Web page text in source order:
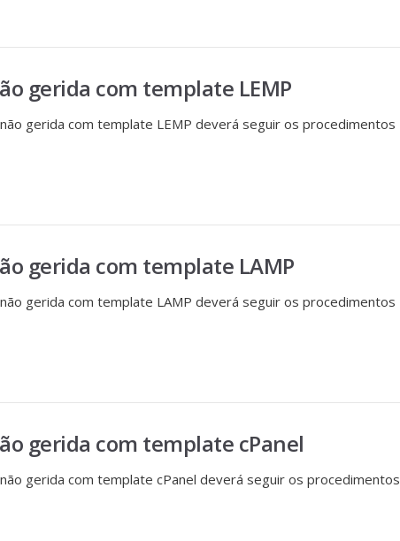
gerida com template LEMP
não gerida com template LEMP deverá seguir os procedimentos
gerida com template LAMP
não gerida com template LAMP deverá seguir os procedimentos
gerida com template cPanel
gerida com template cPanel deverá seguir os procedimentos